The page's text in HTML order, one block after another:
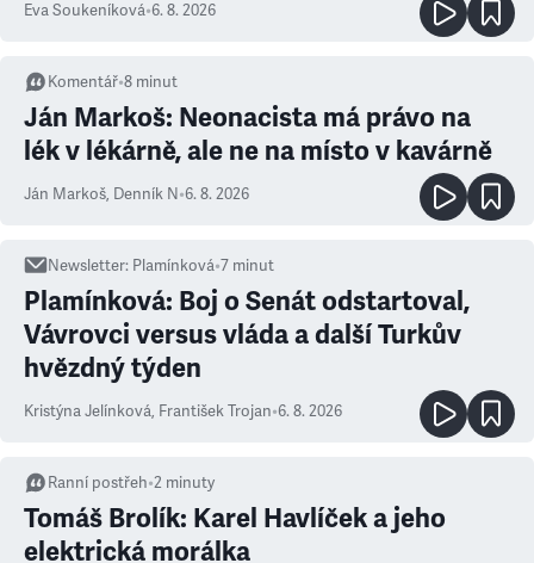
Eva Soukeníková•6. 8. 2026
Komentář•8 minut
Ján Markoš: Neonacista má právo na
lék v lékárně, ale ne na místo v kavárně
Ján Markoš, Denník N•6. 8. 2026
Newsletter: Plamínková•7 minut
Plamínková: Boj o Senát odstartoval,
Vávrovci versus vláda a další Turkův
hvězdný týden
Kristýna Jelínková, František Trojan•6. 8. 2026
Ranní postřeh•2 minuty
Tomáš Brolík: Karel Havlíček a jeho
elektrická morálka